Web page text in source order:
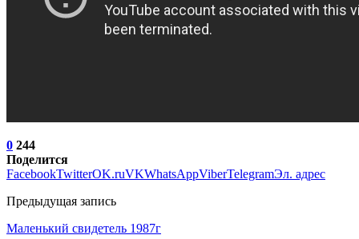
0 244
Поделится
FacebookTwitterOK.ruVKWhatsAppViberTelegramЭл. адрес
Предыдущая запись
Маленький свидетель 1987г